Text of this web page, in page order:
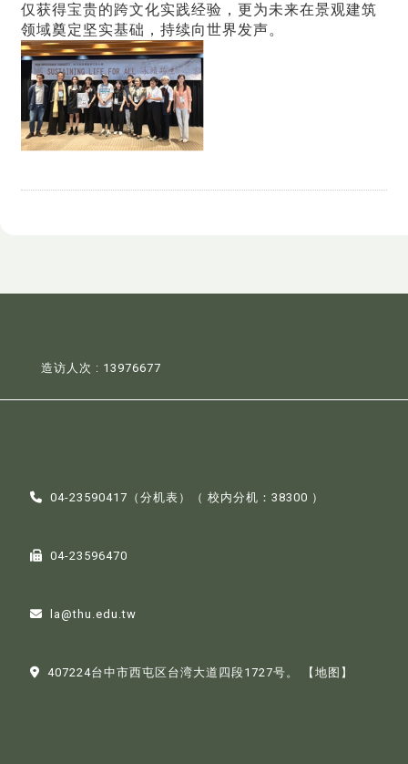
仅获得宝贵的跨文化实践经验，更为未来在景观建筑
领域奠定坚实基础，持续向世界发声。
造访人次 : 13976677
04-23590417（分机表 ）（ 校内分机：38300 ）
04-23596470
la@thu.edu.tw
407224台中市西屯区台湾大道四段1727号。 【地图】